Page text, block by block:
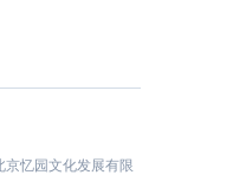
忆园文化发展有限